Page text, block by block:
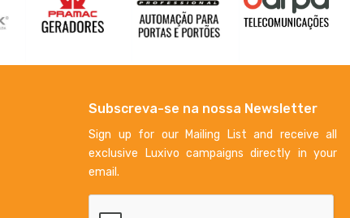
Subscreva-se na nossa Newsletter
Sign up for our Mailing List and receive all
exclusive Luxivo campaigns directly in your
email.